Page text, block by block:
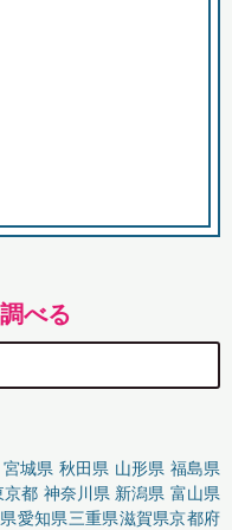
べる
宮城県 秋田県 山形県 福島県
京都 神奈川県 新潟県 富山県
愛知県三重県滋賀県京都府